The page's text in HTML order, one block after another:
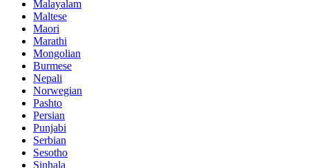
Malayalam
Maltese
Maori
Marathi
Mongolian
Burmese
Nepali
Norwegian
Pashto
Persian
Punjabi
Serbian
Sesotho
Sinhala